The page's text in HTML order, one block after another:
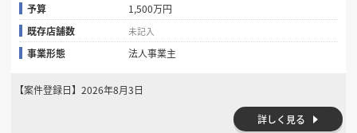
予算
1,500万円
既存店舗数
未記入
事業形態 法人事業主
【案件登録日】 2026年8月3日
詳しく見る